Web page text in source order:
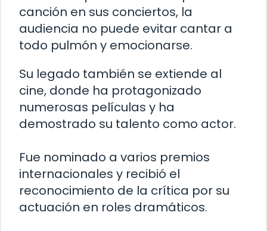
canción en sus conciertos, la
audiencia no puede evitar cantar a
todo pulmón y emocionarse.
Su legado también se extiende al
cine, donde ha protagonizado
numerosas películas y ha
demostrado su talento como actor.
Fue nominado a varios premios
internacionales y recibió el
reconocimiento de la crítica por su
actuación en roles dramáticos.